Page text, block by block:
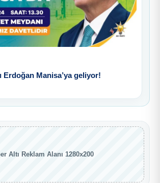
Erdoğan Manisa’ya geliyor!
Altı Reklam Alanı 1280x200